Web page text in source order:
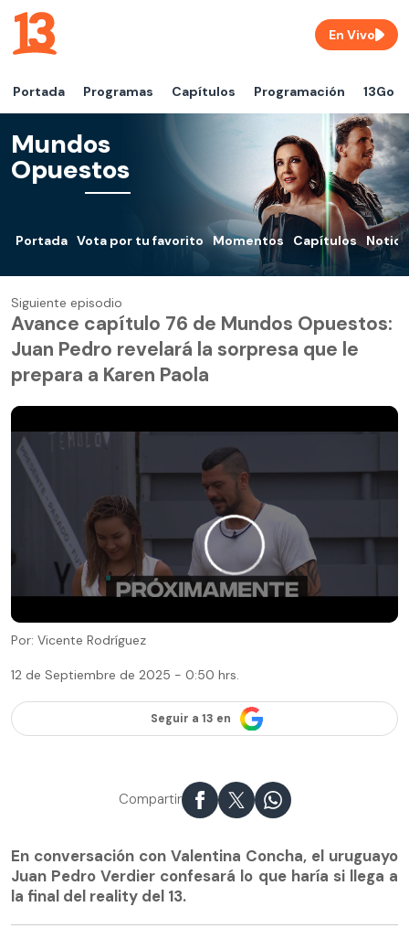
Portada Programas Capítulos Programación 13Go
En Vivo
Mundos
Opuestos
Portada Vota por tu favorito Momentos Capítulos
Siguiente episodio
Avance capítulo 76 de Mundos Opuestos:
Juan Pedro revelará la sorpresa que le
prepara a Karen Paola
Por: Vicente Rodríguez
12 de Septiembre de 2025 - 0:50 hrs.
Seguir a 13 en
Compartir
En conversación con Valentina Concha, el uruguayo
Juan Pedro Verdier confesará lo que haría si llega a
la final del reality del 13.